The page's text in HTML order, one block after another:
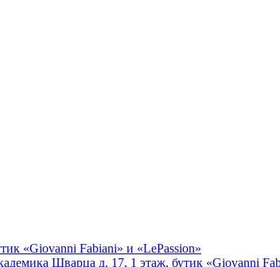
«Giovanni Fabiani» и «LePassion»
Шварца д. 17, 1 этаж, бутик «Giovanni